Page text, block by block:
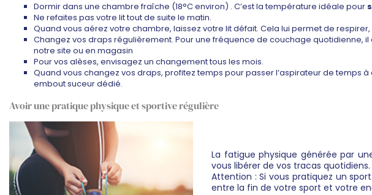
Dormir dans une chambre fraîche (18°C environ) . C’est la température idéale pour
Ne refaites pas votre lit tout de suite le matin.
Quand vous aérez votre chambre, laissez votre lit défait. Cela lui permet de
Changez vos draps régulièrement. Pour une fréquence de couchage quotidienne,
notre site ou en magasin
Pour vos alèses, envisagez un changement tous les mois.
Quand vous changez vos draps, profitez temps pour passer l’aspirateur de temps
embout suceur dédié.
Avoir une pratique physique et sportive régulière
La fatigue physique générée par
vous libérer de vos tracas quotidiens.
Attention : Si vous pratiquez un
entre la fin de votre sport et votre